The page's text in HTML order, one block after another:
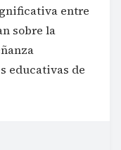
entre
sobre la
educativas de